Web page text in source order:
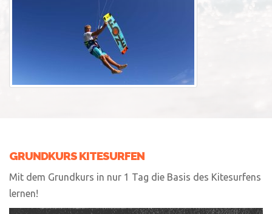
GRUNDKURS KITESURFEN
Mit dem Grundkurs in nur 1 Tag die Basis des Kitesurfens
lernen!